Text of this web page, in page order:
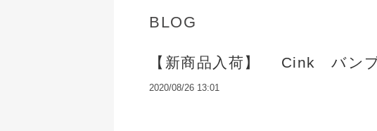
BLOG
【新商品入荷】 Cink バン
2020/08/26 13:01